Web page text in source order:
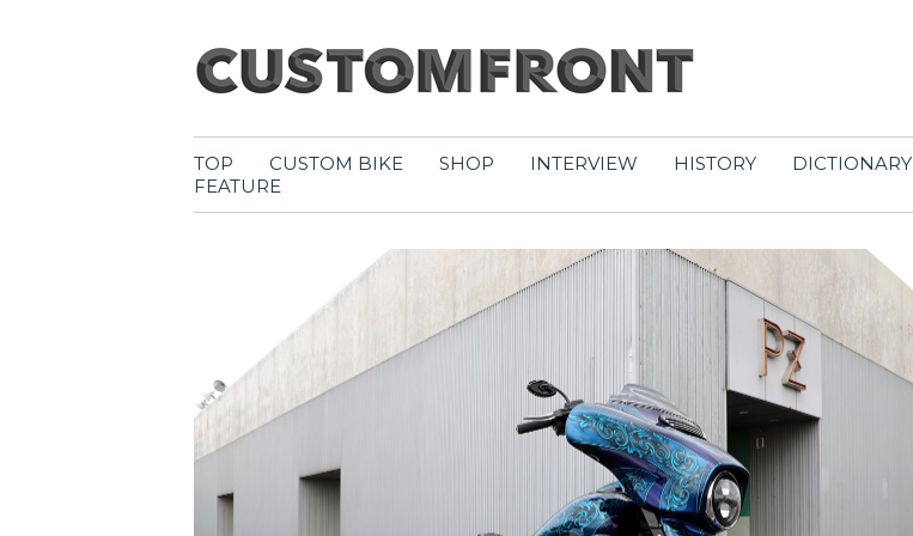
TOP CUSTOM BIKE SHOP INTERVIEW HISTORY
DICTIONARY
FEATURE